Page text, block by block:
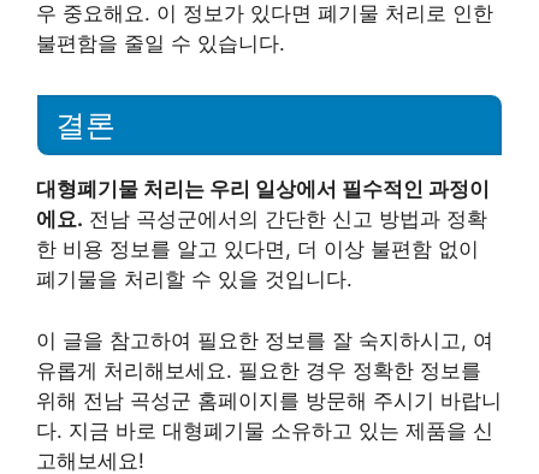
우 중요해요. 이 정보가 있다면 폐기물 처리로 인한
불편함을 줄일 수 있습니다.
결론
대형폐기물 처리는 우리 일상에서 필수적인 과정이
에요. 전남 곡성군에서의 간단한 신고 방법과 정확
한 비용 정보를 알고 있다면, 더 이상 불편함 없이
폐기물을 처리할 수 있을 것입니다.
이 글을 참고하여 필요한 정보를 잘 숙지하시고, 여
유롭게 처리해보세요. 필요한 경우 정확한 정보를
위해 전남 곡성군 홈페이지를 방문해 주시기 바랍니
다. 지금 바로 대형폐기물 소유하고 있는 제품을 신
고해보세요!